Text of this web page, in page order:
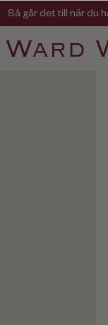
Viner med kvalitet,
Så går det till när du